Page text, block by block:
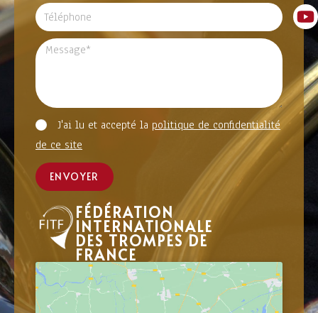
J'ai lu et accepté la politique de confidentialité
de ce site
ENVOYER
FÉDÉRATION
INTERNATIONALE
DES TROMPES DE
FRANCE